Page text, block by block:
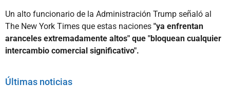
Un alto funcionario de la Administración Trump señaló al
The New York Times que estas naciones "ya enfrentan
aranceles extremadamente altos" que "bloquean cualquier
intercambio comercial significativo".
Últimas noticias